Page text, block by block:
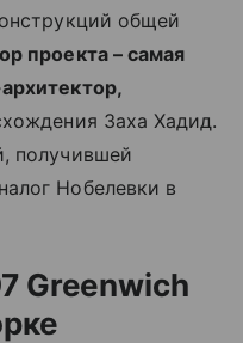
общей
проекта – самая
Заха Хадид.
получившей
Нобелевки в
Greenwich